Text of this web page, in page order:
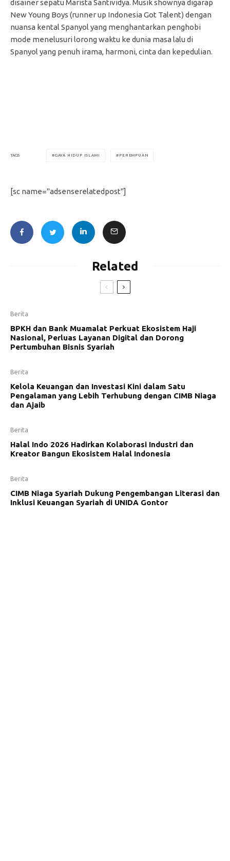
disainer sepatu Marista Santividya. Musik shownya digarap
New Young Boys (runner up Indonesia Got Talent) dengan
nuansa kental Spanyol yang menghantarkan penghobi
mode menelusuri lorong waktu ke dunia masa lalu di
Spanyol yang penuh irama, harmoni, cinta dan kepedulian.
TAGS GAYA HIDUP ISLAMI PEREMPUAN
[sc name="adsenserelatedpost"]
Related
Berita
BPKH dan Bank Muamalat Perkuat Ekosistem Haji
Nasional, Perluas Layanan Digital dan Dorong
Pertumbuhan Bisnis Syariah
Berita
Kelola Keuangan dan Investasi Kini dalam Satu
Pengalaman yang Lebih Terhubung dengan CIMB Niaga
dan Ajaib
Berita
Halal Indo 2026 Hadirkan Kolaborasi Industri dan
Kreator Bangun Ekosistem Halal Indonesia
Berita
CIMB Niaga Syariah Dukung Pengembangan Literasi dan
Inklusi Keuangan Syariah di UNIDA Gontor